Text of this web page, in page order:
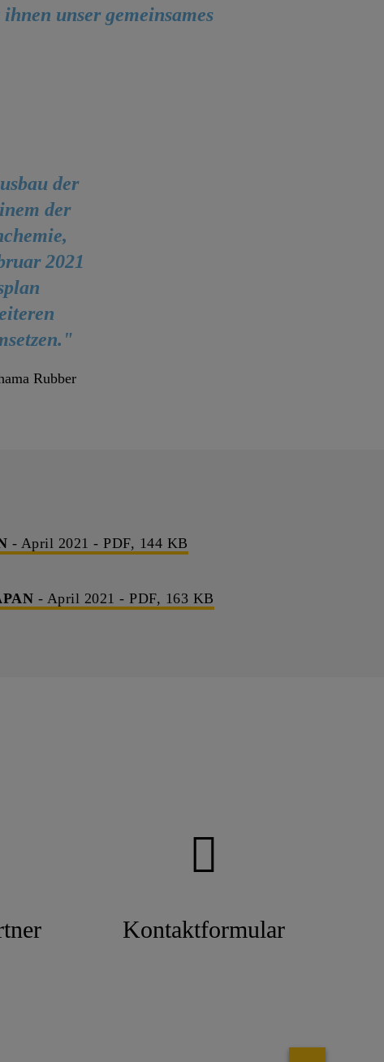
unser gemeinsames
der
der
2021
Rubber
- April 2021 - PDF, 144 KB
- April 2021 - PDF, 163 KB
Kontaktformular